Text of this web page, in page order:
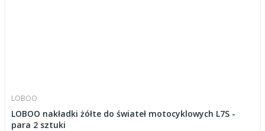
LOBOO
LOBOO nakładki żółte do świateł motocyklowych L7S -
para 2 sztuki